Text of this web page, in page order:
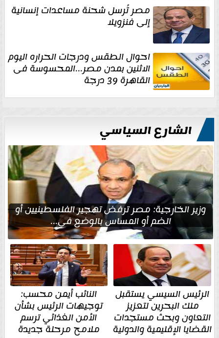
مصر تُرسل شحنة مساعدات إنسانية
إلى فنزويلا
احوال الطقس ودرجات الحراره اليوم
الاثنين بمدن مصر...المحسوسة فى
القاهرة 39 درجة
الشارع السياسي
وزير الخارجية: مصر ترفض تهجير الفلسطينيين أو
الضم أو المساس بالوضع في...
الرئيس السيسي يستقبل
ملك البحرين لتعزيز
التعاون وبحث مستجدات
القضايا الإقليمية والدولية
النائب أيمن محسب:
توجيهات الرئيس بشأن
الأمن الغذائي ترسم
ملامح مرحلة جديدة